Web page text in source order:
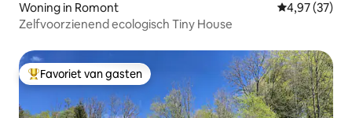
Woning in Romont Gemiddelde
4,97 (37)
Zelfvoorzienend ecologisch Tiny House
Topfavoriet van gasten
Favoriet van gasten